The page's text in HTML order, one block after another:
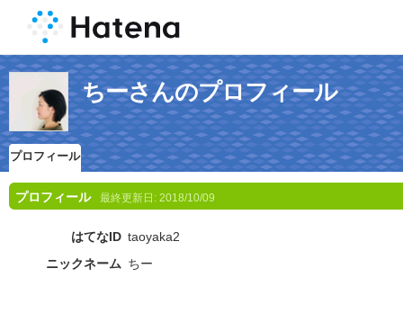
ちーさんのプロフィール
プロフィール
プロフィール 最終更新日: 2018/10/09
はてなID taoyaka2
ニックネーム ちー